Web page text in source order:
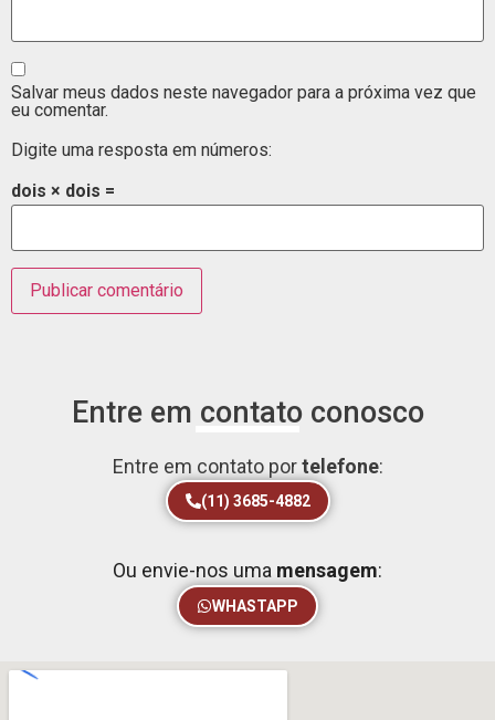
Salvar meus dados neste navegador para a próxima vez que
eu comentar.
Digite uma resposta em números:
dois × dois =
Entre em contato conosco
Entre em contato portelefone:
(11) 3685-4882
Ou envie-nos uma mensagem:
WHASTAPP